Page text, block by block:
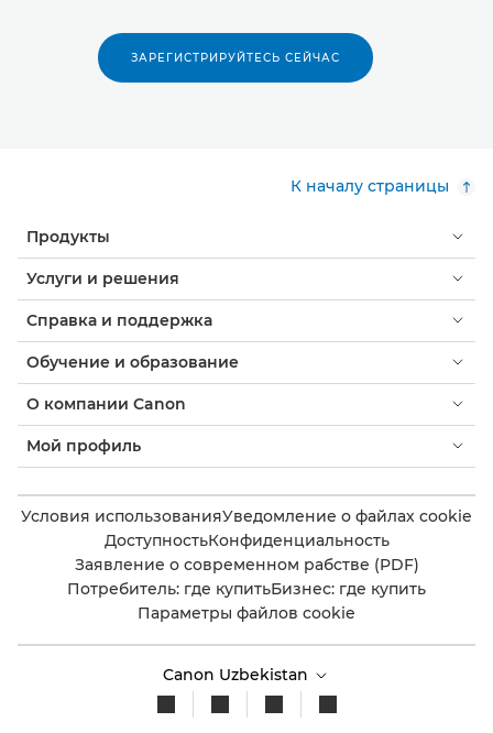
ЗАРЕГИСТРИРУЙТЕСЬ СЕЙЧАС
К началу страницы
Продукты
Услуги и решения
Справка и поддержка
Обучение и образование
О компании Canon
Мой профиль
Условия использованияУведомление о файлах cookie
ДоступностьКонфиденциальность
Заявление о современном рабстве (PDF)
Потребитель: где купитьБизнес: где купить
Параметры файлов cookie
Canon Uzbekistan